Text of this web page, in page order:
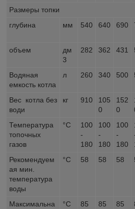
Размеры топки
глубина
мм 540 640 690
объем
дм
3
282 362 431
Водяная
емкость котла
л 260 340 500
Вес котла без
води
кг 910
105
0
152
0
Температура
топочных
газов
°C
100
-
180
100
-
180
100
-
180
Рекомендуем
ая мин.
температура
воды
°C 58 58 58
Максимальна
°C 85 85 85